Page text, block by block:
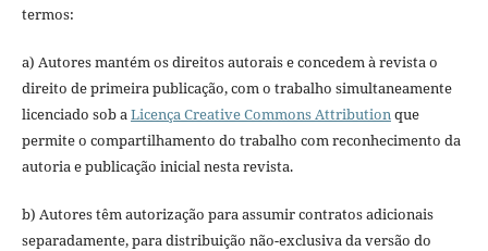
termos:
a) Autores mantém os direitos autorais e concedem à revista o
direito de primeira publicação, com o trabalho simultaneamente
licenciado sob aLicença Creative Commons Attributionque
permite o compartilhamento do trabalho com reconhecimento da
autoria e publicação inicial nesta revista.
b) Autores têm autorização para assumir contratos adicionais
separadamente, para distribuição não-exclusiva da versão do